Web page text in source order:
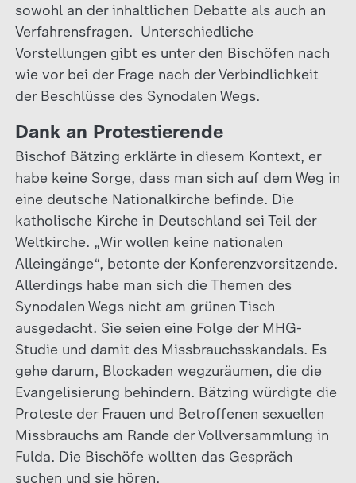
sowohl an der inhaltlichen Debatte als auch an
Verfahrensfragen. Unterschiedliche
Vorstellungen gibt es unter den Bischöfen nach
wie vor bei der Frage nach der Verbindlichkeit
der Beschlüsse des Synodalen Wegs.
Dank an Protestierende
Bischof Bätzing erklärte in diesem Kontext, er
habe keine Sorge, dass man sich auf dem Weg in
eine deutsche Nationalkirche befinde. Die
katholische Kirche in Deutschland sei Teil der
Weltkirche. „Wir wollen keine nationalen
Alleingänge“, betonte der Konferenzvorsitzende.
Allerdings habe man sich die Themen des
Synodalen Wegs nicht am grünen Tisch
ausgedacht. Sie seien eine Folge der MHG-
Studie und damit des Missbrauchsskandals. Es
gehe darum, Blockaden wegzuräumen, die die
Evangelisierung behindern. Bätzing würdigte die
Proteste der Frauen und Betroffenen sexuellen
Missbrauchs am Rande der Vollversammlung in
Fulda. Die Bischöfe wollten das Gespräch
suchen und sie hören.